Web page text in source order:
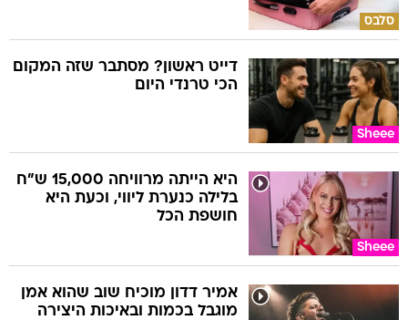
סלבס
Sheee
דייט ראשון? מסתבר שזה המקום
הכי טרנדי היום
Sheee
היא הייתה מרוויחה 15,000 ש"ח
בלילה כנערת ליווי, וכעת היא
חושפת הכל
אמיר דדון מוכיח שוב שהוא אמן
מוגבל בכמות ובאיכות היצירה